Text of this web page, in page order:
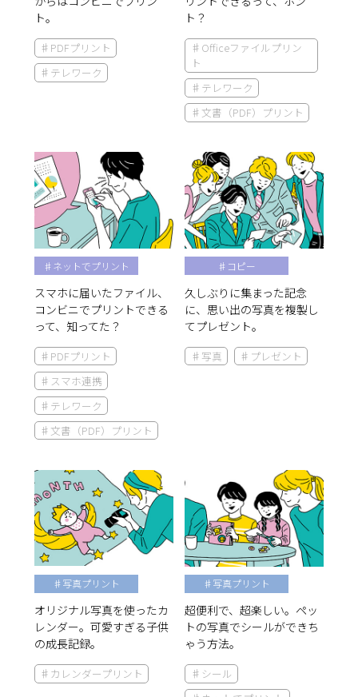
ト。
♯PDFプリント
♯テレワーク
ト？
♯Officeファイルプリン
ト
♯テレワーク
♯文書（PDF）プリント
♯ネットでプリント
スマホに届いたファイル、
コンビニでプリントできる
って、知ってた？
♯PDFプリント
♯スマホ連携
♯テレワーク
♯文書（PDF）プリント
♯コピー
久しぶりに集まった記念
に、思い出の写真を複製し
てプレゼント。
♯写真 ♯プレゼント
♯写真プリント
オリジナル写真を使ったカ
レンダー。可愛すぎる子供
の成長記録。
♯カレンダープリント
♯写真プリント
超便利で、超楽しい。ペッ
トの写真でシールができち
ゃう方法。
♯シール